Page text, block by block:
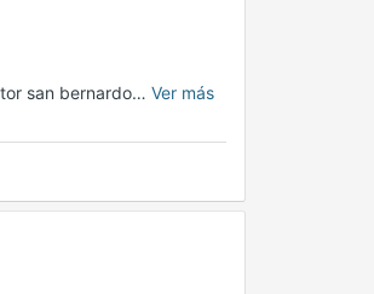
san bernardo… Ver más